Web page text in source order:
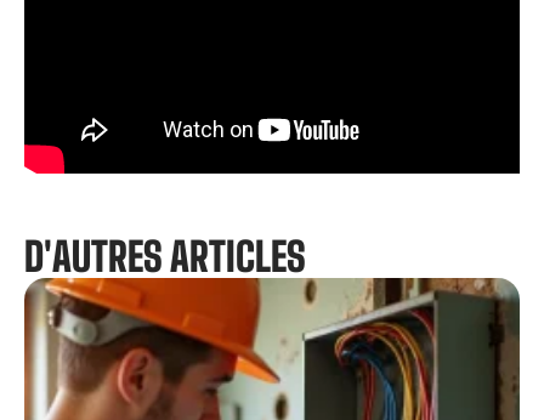
D'AUTRES ARTICLES